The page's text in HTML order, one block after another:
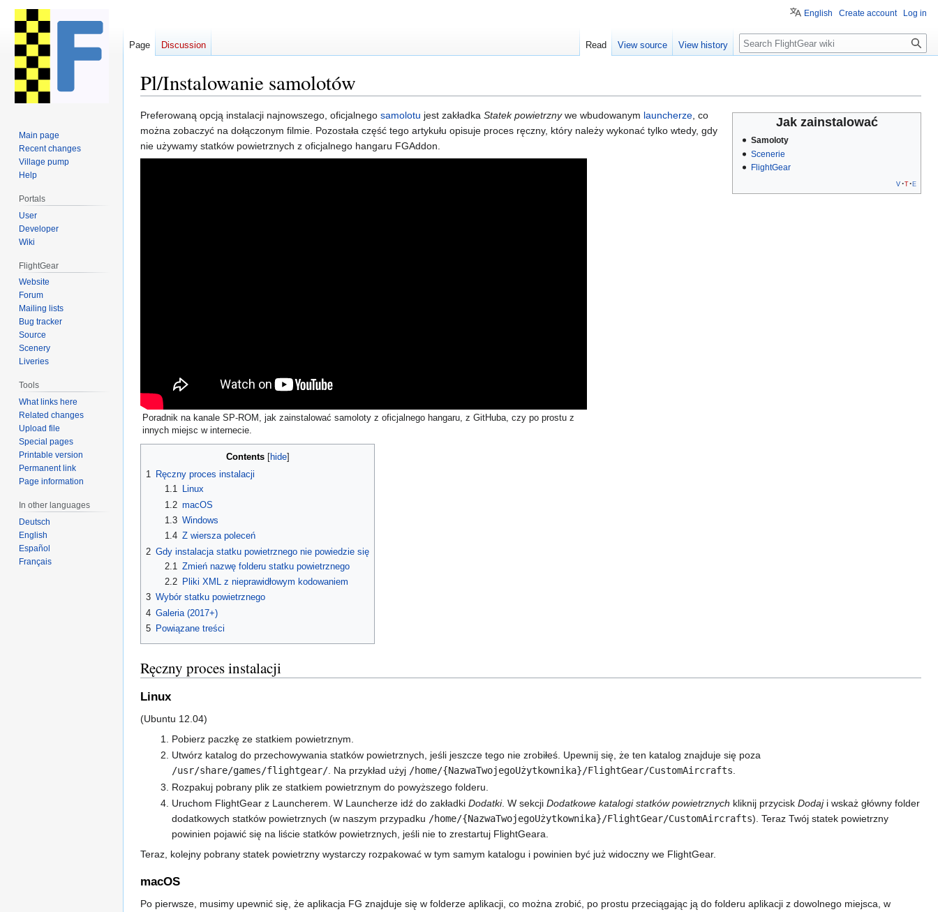
Pl/Instalowanie samolotów
Jump
to
navigation
Jump
to
search
Jak zainstalować
Samoloty
Scenerie
FlightGear
v t e
Preferowaną opcją instalacji najnowszego, oficjalnego samolotu jest zakładka Statek powietrznywe wbudowanym launcherze, co
można zobaczyć na dołączonym filmie. Pozostała część tego artykułu opisuje proces ręczny, który należy wykonać tylko wtedy, gdy
nie używamy statków powietrznych z oficjalnego hangaru FGAddon.
Poradnik na kanale SP-ROM, jak zainstalować samoloty z oficjalnego hangaru, z GitHuba, czy po prostu z
innych miejsc w internecie.
Contents
1 Ręczny proces instalacji
1.1
Linux
1.2 macOS
1.3 Windows
1.4 Z wiersza poleceń
2 Gdy instalacja statku powietrznego nie powiedzie się
2.1
Zmień nazwę folderu statku powietrznego
2.2
Pliki XML z nieprawidłowym kodowaniem
3 Wybór statku powietrznego
4 Galeria (2017+)
5 Powiązane treści
Ręczny proces instalacji
Linux
(Ubuntu 12.04)
Pobierz paczkę ze statkiem powietrznym.
Utwórz katalog do przechowywania statków powietrznych, jeśli jeszcze tego nie zrobiłeś. Upewnij się, że ten katalog znajduje się poza
/usr/share/games/flightgear/. Na przykład użyj /home/{NazwaTwojegoUżytkownika}/FlightGear/CustomAircrafts.
Rozpakuj pobrany plik ze statkiem powietrznym do powyższego folderu.
Uruchom FlightGear z Launcherem. W Launcherze idź do zakładki Dodatki. W sekcji Dodatkowe katalogi statków powietrznych kliknij przycisk Dodaji wskaż główny folder
dodatkowych statków powietrznych (w naszym przypadku /home/{NazwaTwojegoUżytkownika}/FlightGear/CustomAircrafts). Teraz Twój statek powietrzny
powinien pojawić się na liście statków powietrznych, jeśli nie to zrestartuj FlightGeara.
Teraz, kolejny pobrany statek powietrzny wystarczy rozpakować w tym samym katalogu i powinien być już widoczny we FlightGear.
macOS
Po pierwsze, musimy upewnić się, że aplikacja FG znajduje się w folderze aplikacji, co można zrobić, po prostu przeciągając ją do folderu aplikacji z dowolnego miejsca, w
English Create account Log in
Page Discussion Read View source View history Search
Main page
Recent changes
Village pump
Help
Portals
User
Developer
Wiki
FlightGear
Website
Forum
Mailing lists
Bug tracker
Source
Scenery
Liveries
Tools
What links here
Related changes
Upload file
Special pages
Printable version
Permanent link
Page information
In other languages
Deutsch
English
Español
Français